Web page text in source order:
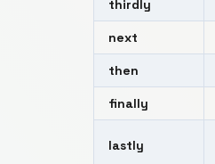
thirdly
next
then
finally
lastly